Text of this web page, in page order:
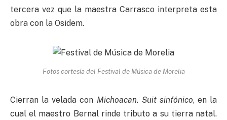
tercera vez que la maestra Carrasco interpreta esta
obra con la Osidem.
Fotos cortesía del Festival de Música de Morelia
Cierran la velada con Michoacan. Suit sinfónico, en la
cual el maestro Bernal rinde tributo a su tierra natal.